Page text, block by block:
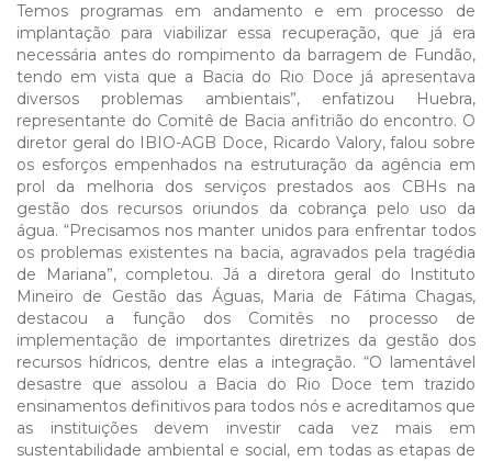
Temos programas em andamento e em processo de
implantação para viabilizar essa recuperação, que já era
necessária antes do rompimento da barragem de Fundão,
tendo em vista que a Bacia do Rio Doce já apresentava
diversos problemas ambientais”, enfatizou Huebra,
representante do Comitê de Bacia anfitrião do encontro. O
diretor geral do IBIO-AGB Doce, Ricardo Valory, falou sobre
os esforços empenhados na estruturação da agência em
prol da melhoria dos serviços prestados aos CBHs na
gestão dos recursos oriundos da cobrança pelo uso da
água. “Precisamos nos manter unidos para enfrentar todos
os problemas existentes na bacia, agravados pela tragédia
de Mariana”, completou. Já a diretora geral do Instituto
Mineiro de Gestão das Águas, Maria de Fátima Chagas,
destacou a função dos Comitês no processo de
implementação de importantes diretrizes da gestão dos
recursos hídricos, dentre elas a integração. “O lamentável
desastre que assolou a Bacia do Rio Doce tem trazido
ensinamentos definitivos para todos nós e acreditamos que
as instituições devem investir cada vez mais em
sustentabilidade ambiental e social, em todas as etapas de